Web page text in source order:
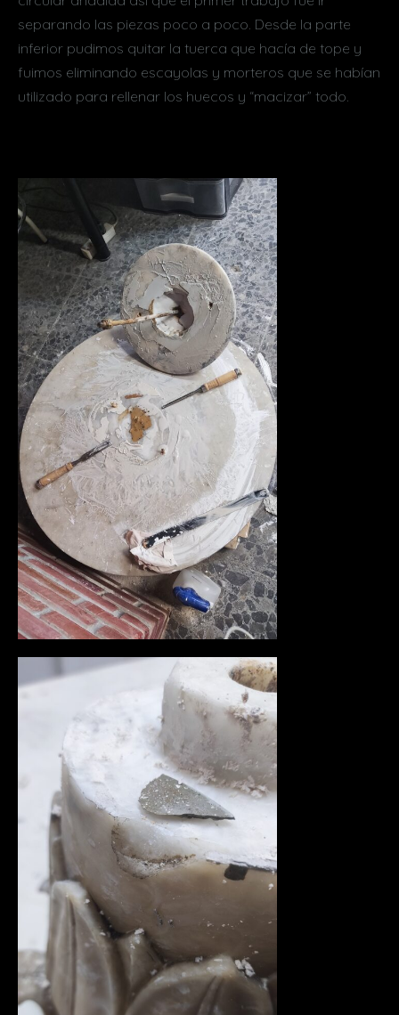
separando las piezas poco a poco. Desde la parte
inferior pudimos quitar la tuerca que hacía de tope y
fuimos eliminando escayolas y morteros que se habían
utilizado para rellenar los huecos y “macizar” todo.